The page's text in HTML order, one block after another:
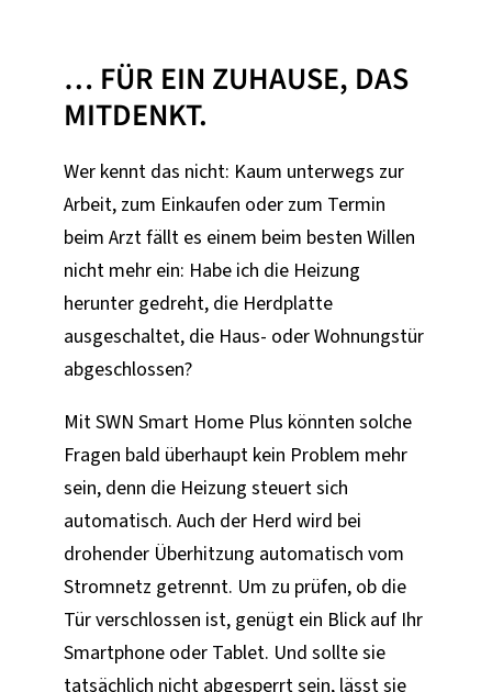
… FÜR EIN ZUHAUSE, DAS
MITDENKT.
Wer kennt das nicht: Kaum unterwegs zur
Arbeit, zum Einkaufen oder zum Termin
beim Arzt fällt es einem beim besten Willen
nicht mehr ein: Habe ich die Heizung
herunter gedreht, die Herdplatte
ausgeschaltet, die Haus- oder Wohnungstür
abgeschlossen?
Mit SWN Smart Home Plus könnten solche
Fragen bald überhaupt kein Problem mehr
sein, denn die Heizung steuert sich
automatisch. Auch der Herd wird bei
drohender Überhitzung automatisch vom
Stromnetz getrennt. Um zu prüfen, ob die
Tür verschlossen ist, genügt ein Blick auf Ihr
Smartphone oder Tablet. Und sollte sie
tatsächlich nicht abgesperrt sein, lässt sie